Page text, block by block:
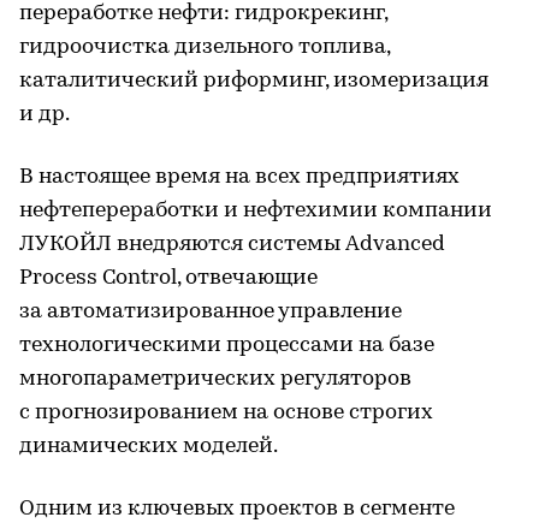
переработке нефти: гидрокрекинг,
гидроочистка дизельного топлива,
каталитический риформинг, изомеризация
и др.
В настоящее время на всех предприятиях
нефтепереработки и нефтехимии компании
ЛУКОЙЛ внедряются системы Advanced
Process Control, отвечающие
за автоматизированное управление
технологическими процессами на базе
многопараметрических регуляторов
с прогнозированием на основе строгих
динамических моделей.
Одним из ключевых проектов в сегменте